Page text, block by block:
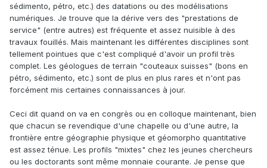
sédimento, pétro, etc.) des datations ou des modélisations
numériques. Je trouve que la dérive vers des "prestations de
service" (entre autres) est fréquente et assez nuisible à des
travaux fouillés. Mais maintenant les différentes disciplines sont
tellement pointues que c'est compliqué d'avoir un profil très
complet. Les géologues de terrain "couteaux suisses" (bons en
pétro, sédimento, etc.) sont de plus en plus rares et n'ont pas
forcément mis certaines connaissances à jour.
Ceci dit quand on va en congrès ou en colloque maintenant, bien
que chacun se revendique d'une chapelle ou d'une autre, la
frontière entre géographie physique et géomorpho quantitative
est assez ténue. Les profils "mixtes" chez les jeunes chercheurs
ou les doctorants sont même monnaie courante. Je pense que